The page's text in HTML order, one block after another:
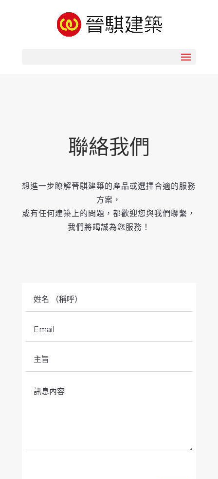
聯絡我們
想進一步瞭解晉騏建築的產品或選擇合適的服務
方案，
或有任何建築上的問題，都歡迎您與我們聯繫，
我們將竭誠為您服務！